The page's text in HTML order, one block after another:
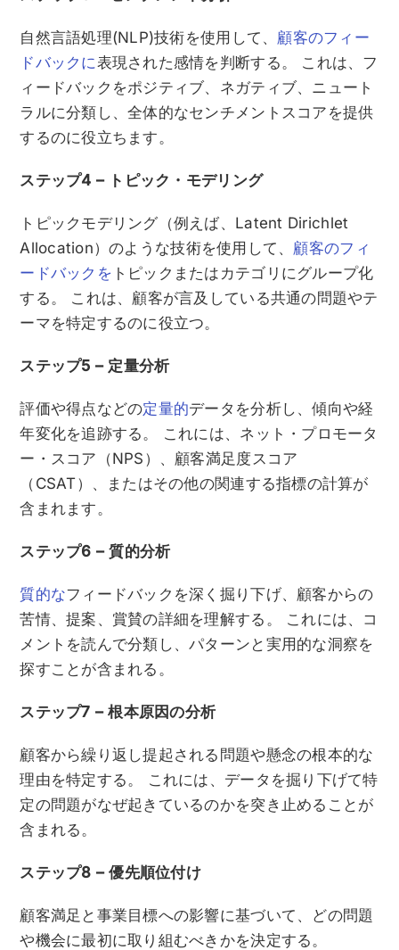
自然言語処理(NLP)技術を使用して、 顧客のフィー
ドバックに表現された感情を判断する。 これは、フ
ィードバックをポジティブ、ネガティブ、ニュート
ラルに分類し、全体的なセンチメントスコアを提供
するのに役立ちます。
ステップ4 – トピック・モデリング
トピックモデリング（例えば、Latent Dirichlet
Allocation）のような技術を使用して、 顧客のフィ
ードバックを トピックまたはカテゴリにグループ化
する。 これは、顧客が言及している共通の問題やテ
ーマを特定するのに役立つ。
ステップ5 – 定量分析
評価や得点などの定量的データを分析し、傾向や経
年変化を追跡する。 これには、ネット・プロモータ
ー・スコア（NPS）、顧客満足度スコア
（CSAT）、またはその他の関連する指標の計算が
含まれます。
ステップ6 – 質的分析
質的なフィードバックを深く掘り下げ、顧客からの
苦情、提案、賞賛の詳細を理解する。 これには、コ
メントを読んで分類し、パターンと実用的な洞察を
探すことが含まれる。
ステップ7 – 根本原因の分析
顧客から繰り返し提起される問題や懸念の根本的な
理由を特定する。 これには、データを掘り下げて特
定の問題がなぜ起きているのかを突き止めることが
含まれる。
ステップ8 – 優先順位付け
顧客満足と事業目標への影響に基づいて、どの問題
や機会に最初に取り組むべきかを決定する。